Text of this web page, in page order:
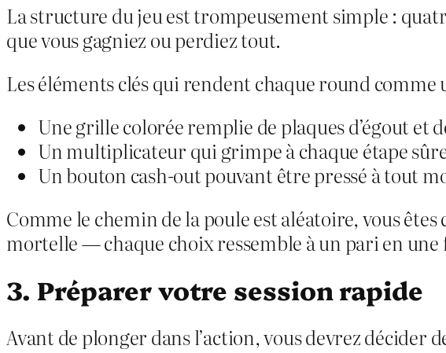
La structure du jeu est trompeusement simple :
que vous gagniez ou perdiez tout.
Les éléments clés qui rendent chaque round
Une grille colorée remplie de plaques d’égout et
Un multiplicateur qui grimpe à chaque étape
Un bouton cash‑out pouvant être pressé à tout
Comme le chemin de la poule est aléatoire, vous
mortelle — chaque choix ressemble à un pari en une
3. Préparer votre session rapide
Avant de plonger dans l’action, vous devrez décider